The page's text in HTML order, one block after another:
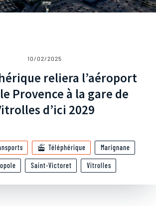
10/02/2025
reliera l’aéroport
Provence à la gare de
d’ici 2029
Téléphérique Marignane
Saint-Victoret Vitrolles